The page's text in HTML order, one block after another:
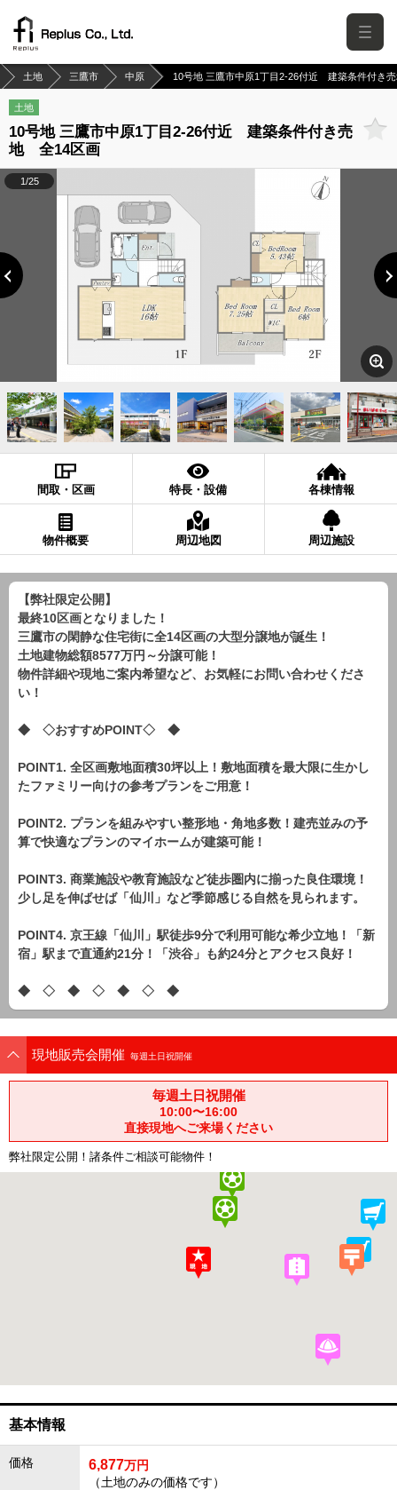
土地 三鷹市 中原 10号地 三鷹市中原1丁目2-26付近 建築条件付き
土地
10号地 三鷹市中原1丁目2-26付近 建築条件付き売
地 全14区画
1/25
間取・区画 特長・設備 各棟情報
物件概要 周辺地図 周辺施設
【弊社限定公開】
最終10区画となりました！
三鷹市の閑静な住宅街に全14区画の大型分譲地が誕生！
土地建物総額8577万円～分譲可能！
物件詳細や現地ご案内希望など、お気軽にお問い合わせくださ
い！
◆ ◇おすすめPOINT◇ ◆
POINT1. 全区画敷地面積30坪以上！敷地面積を最大限に生かし
たファミリー向けの参考プランをご用意！
POINT2. プランを組みやすい整形地・角地多数！建売並みの予
算で快適なプランのマイホームが建築可能！
POINT3. 商業施設や教育施設など徒歩圏内に揃った良住環境！
少し足を伸ばせば「仙川」など季節感じる自然を見られます。
POINT4. 京王線「仙川」駅徒歩9分で利用可能な希少立地！「新
宿」駅まで直通約21分！「渋谷」も約24分とアクセス良好！
◆ ◇ ◆ ◇ ◆ ◇ ◆
現地販売会開催 毎週土日祝開催
毎週土日祝開催
10:00〜16:00
直接現地へご来場ください
弊社限定公開！諸条件ご相談可能物件！
基本情報
価格 6,877万円
（土地のみの価格です）